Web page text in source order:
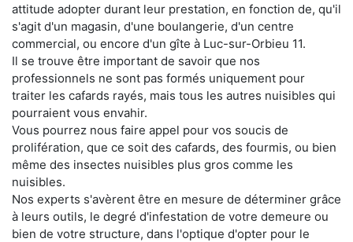
attitude adopter durant leur prestation, en fonction de, qu'il
s'agit d'un magasin, d'une boulangerie, d'un centre
commercial, ou encore d'un gîte à Luc-sur-Orbieu 11.
Il se trouve être important de savoir que nos
professionnels ne sont pas formés uniquement pour
traiter les cafards rayés, mais tous les autres nuisibles qui
pourraient vous envahir.
Vous pourrez nous faire appel pour vos soucis de
prolifération, que ce soit des cafards, des fourmis, ou bien
même des insectes nuisibles plus gros comme les
nuisibles.
Nos experts s'avèrent être en mesure de déterminer grâce
à leurs outils, le degré d'infestation de votre demeure ou
bien de votre structure, dans l'optique d'opter pour le